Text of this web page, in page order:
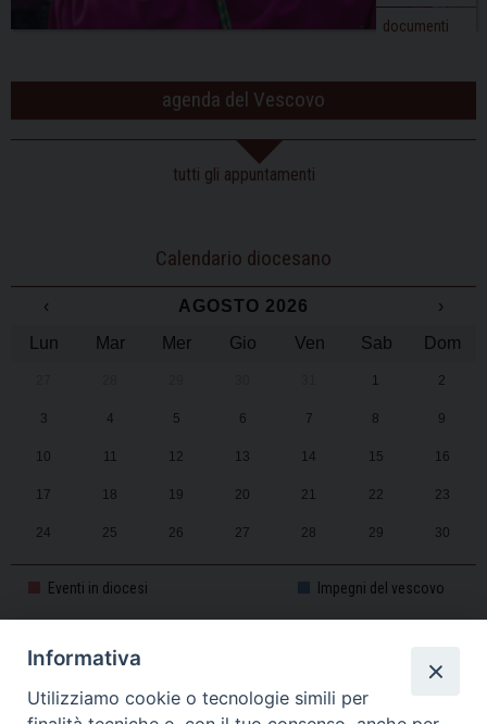
documenti
agenda del Vescovo
tutti gli appuntamenti
Calendario diocesano
‹ AGOSTO 2026
›
Lun
Mar Mer Gio Ven Sab Dom
1 2
3 4 5 6 7 8 9
10 11 12 13 14 15 16
17 18 19 20 21 22 23
24 25 26 27 28 29 30
Eventi in diocesi Impegni del vescovo
CALENDARIO PASTORALE 2025-2026
Informativa
Utilizziamo cookie o tecnologie simili per